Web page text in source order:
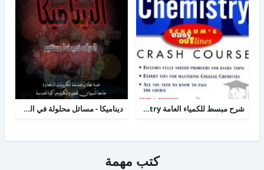
شرح مبسط للكمياء العامة college chemistry ديناميكا - مسائل محلولة في الحركة الخطية
كتب مهمة